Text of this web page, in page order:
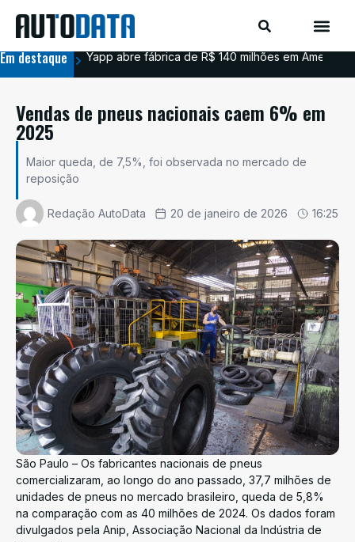
Em destaque Yapp abre fábrica de R$ 140 milhões em
Vendas de pneus nacionais caem 6% em
2025
Maior queda, de 7,5%, foi observada no mercado de
reposição
Redação AutoData 20 de janeiro de 2026 16:25
São Paulo – Os fabricantes nacionais de pneus
comercializaram, ao longo do ano passado, 37,7 milhões de
unidades de pneus no mercado brasileiro, queda de 5,8%
na comparação com as 40 milhões de 2024. Os dados foram
divulgados pela Anip, Associação Nacional da Indústria de